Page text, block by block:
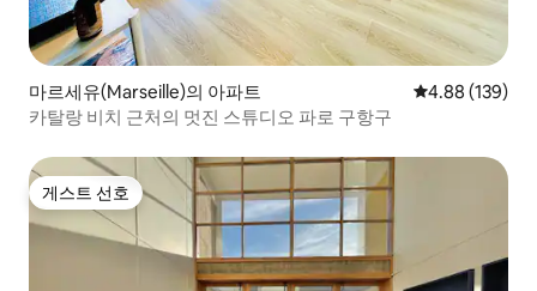
마르세유(Marseille)의 아파트 평점 4.88점(5
4.88 (139)
카탈랑 비치 근처의 멋진 스튜디오 파로 구항구
게스트 선호
게스트 선호